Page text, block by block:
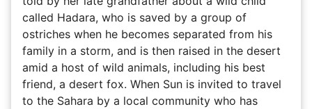
called Hadara, who is saved by a group of
ostriches when he becomes separated from his
family in a storm, and is then raised in the desert
amid a host of wild animals, including his best
friend, a desert fox. When Sun is invited to travel
to the Sahara by a local community who has